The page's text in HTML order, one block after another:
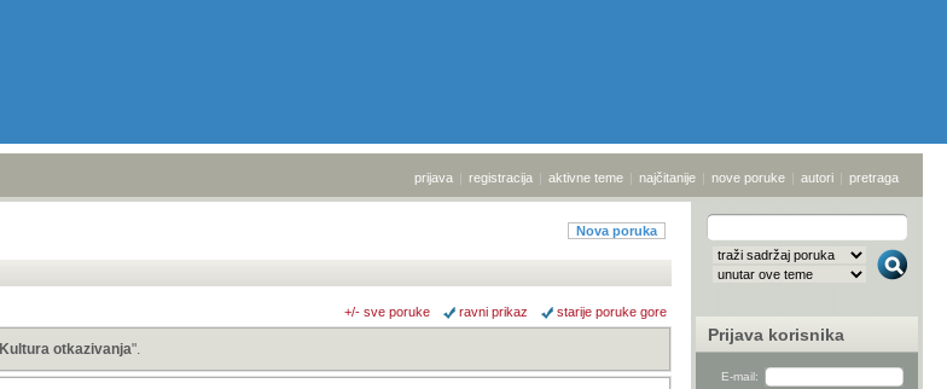
prijava | registracija | aktivne teme | najčitanije | nove poruke | autori | pretraga
Nova poruka
+/- sve poruke ravni prikaz starije poruke gore
Kultura otkazivanja".
Prijava korisnika
E-mail: